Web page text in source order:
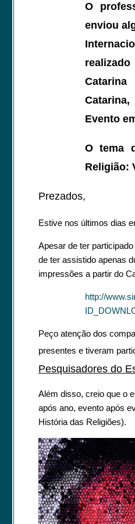
O
enviou
Evento
O tema
Religião:
Prezados,
Estive nos últimos dias
Apesar de ter
de ter assistido apenas
impressões a partir do
http://
Peço atenção dos
presentes e tiveram
Pesquisadores do
Além disso, creio que o
após ano, evento após
História das Religiões).